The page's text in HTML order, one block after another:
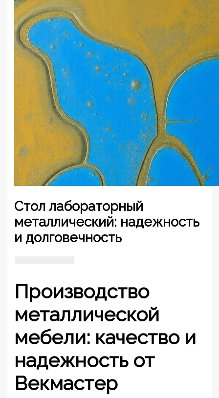
Стол лабораторный
металлический: надежность
и долговечность
Производство
металлической
мебели: качество и
надежность от
Векмастер